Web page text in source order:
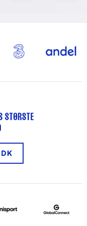
STØRSTE